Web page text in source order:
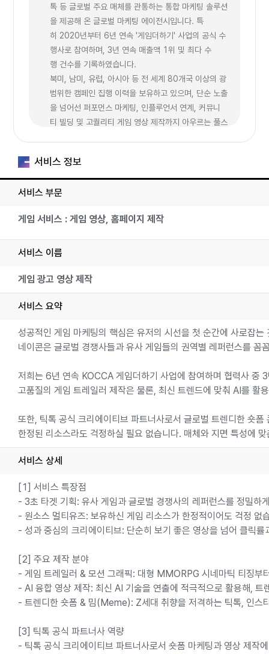
톡 등 글로벌 주요 매체를 관통하는 통합 마케팅 솔루션
을 제공해 온 글로벌 마케팅 에이전시입니다. 특
히 2020년부터 6년 연속 '게임더하기' 사업의 공식 수
행사로 참여하며, 3년 연속 매출액 1위 및 최다 수
행 건수를 기록하였습니다.
북미, 남미, 유럽, 아시아 등 전 세계 80개국 이상의 광
범위한 캠페인 집행 이력을 보유하고 있으며, 단순 노출
을 넘어선 퍼포먼스 마케팅, 인플루언서 연계, 커뮤니
티 빌딩 및 고퀄리티 게임 영상 제작까지 아우르는 풀스
에 최적화된 맞춤형 전략으로 파트너사의 성공적인 글
로벌 진출을 견인합니다.
서비스 정보
서비스 부문
게임 서비스 : 게임 영상, 홈페이지 제작
서비스 이름
게임 광고 영상 제작
서비스 요약
성공적인 게임 마케팅의 핵심은 유저의 시선을 첫 순간에 사로잡는
네이콘은 글로벌 경쟁사들과 유사 게임들의 권역별 레퍼런스를 꼼
저희는 6년 연속 KOCCA 게임더하기 사업에 참여하며 협력사 중
고품질의 게임 트레일러 제작은 물론, 최신 트렌드에 맞춰 AI를 활
또한, 틱톡 공식 크리에이티브 파트너사로서 글로벌 트렌디한 숏
한정된 리소스라도 걱정하실 필요 없습니다. 매체와 지면 특성에
서비스 상세
[1] 서비스 특장점
- 3초 타겟 기획: 유사 게임과 글로벌 경쟁사의 레퍼런스를 정밀
- 원소스 멀티유즈: 보유하신 게임 리소스가 한정적이어도 걱정
- 성과 중심의 크리에이티브: 단순히 보기 좋은 영상을 넘어 클릭
[2] 주요 제작 분야
- 게임 트레일러 & 모션 그래픽: 대형 MMORPG 시네마틱 티징
- AI 융합 영상 제작: 최신 AI 기술을 연출에 적극적으로 활용해,
- 트렌디한 숏폼 & 밈(Meme): Z세대 취향을 저격하는 틱톡, 인스
[3] 틱톡 공식 파트너사 역량
- 틱톡 공식 크리에이티브 파트너사로서 숏폼 마케팅과 영상 제작